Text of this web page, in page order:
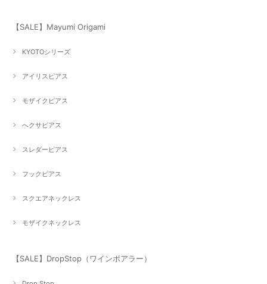
【SALE】Mayumi Origami
KYOTOシリーズ
アイリスピアス
モザイクピアス
へクサピアス
スレダーピアス
フックピアス
スクエアネックレス
モザイクネックレス
【SALE】DropStop（ワインポアラー）